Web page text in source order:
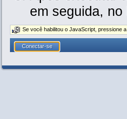
em seguida, no
Se você habilitou o JavaScript, pressione